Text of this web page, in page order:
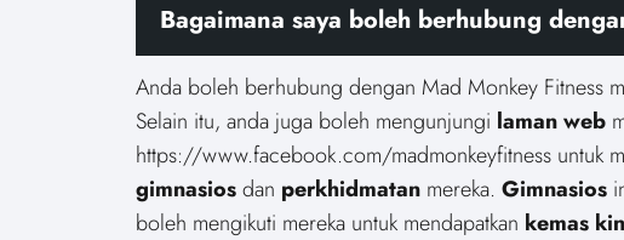
Bagaimana saya boleh berhubung
Anda boleh berhubung dengan Mad Monkey Fitness
Selain itu, anda juga boleh mengunjungi laman web
https://www.facebook.com/madmonkeyfitness untuk
gimnasiosdan perkhidmatan mereka. Gimnasios
boleh mengikuti mereka untuk mendapatkan kemas